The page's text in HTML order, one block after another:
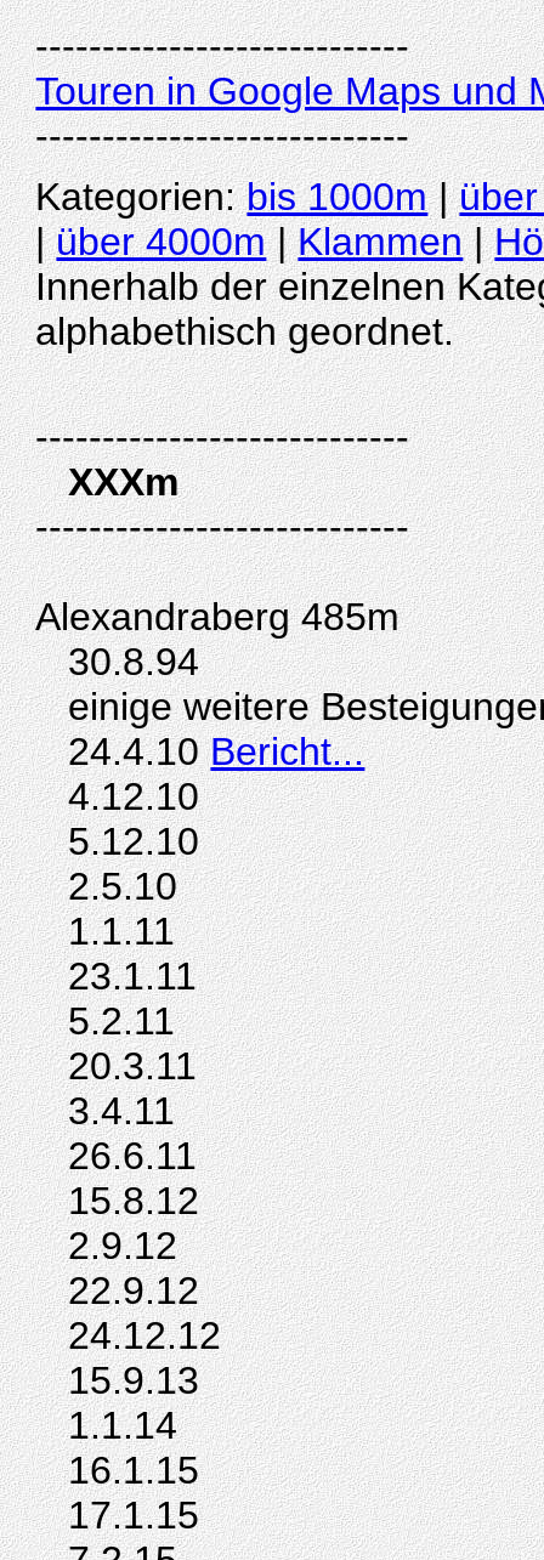
----------------------------
Touren in Google Maps und
----------------------------
Kategorien:bis 1000m|
|über 4000m|Klammen|
Innerhalb der einzelnen
alphabethisch geordnet.
----------------------------
XXXm
----------------------------
Alexandraberg 485m
30.8.94
einige weitere
24.4.10Bericht...
4.12.10
5.12.10
2.5.10
1.1.11
23.1.11
5.2.11
20.3.11
3.4.11
26.6.11
15.8.12
2.9.12
22.9.12
24.12.12
15.9.13
1.1.14
16.1.15
17.1.15